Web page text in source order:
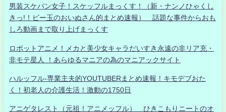
男装スケバン女子！スケッフルまっくす！（新・ナンノひゃくし
きっ!！ビー玉のおいぬさん的まとめ速報） 話題な事件からおも
しろ動画まで取り上げまっくす
ロボットアニメ！メカと美少女キャラだいすき永遠の非リア充・
非モテ星人 ！あらゆるマニアの為のマニアックサイト
ハルッフル-専業主夫的YOUTUBERまとめ速報！キモデブおた
く！初老人の介護生活！激動の1750日
アニゲタレスト（元祖！アニメッフル） ひきこもりニートのオ